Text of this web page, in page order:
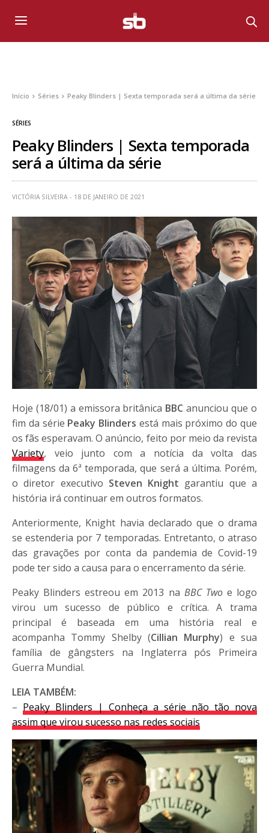
Início Séries Peaky Blinders | Sexta temporada será a última da série
SÉRIES
Peaky Blinders | Sexta temporada
será a última da série
VICTÓRIA SILVEIRA 18 DE JANEIRO DE 2021
Hoje (18/01) a emissora britânica BBC anunciou que o
fim da série Peaky Blinders está mais próximo do que
os fãs esperavam. O anúncio, feito por meio da revista
Variety, veio junto com a notícia da volta das
filmagens da 6ª temporada, que será a última. Porém,
o diretor executivo Steven Knight garantiu que a
história irá continuar em outros formatos.
Anteriormente, Knight havia declarado que o drama
se estenderia por 7 temporadas. Entretanto, o atraso
das gravações por conta da pandemia de Covid-19
pode ter sido a causa para o encerramento da série.
Peaky Blinders estreou em 2013 na BBC Twoe logo
virou um sucesso de público e crítica. A trama
principal é baseada em uma história real e
acompanha Tommy Shelby (Cillian Murphy) e sua
família de gângsters na Inglaterra pós Primeira
Guerra Mundial.
LEIA TAMBÉM:
– Peaky Blinders | Conheça a série não tão nova
assim que virou sucesso nas redes sociais